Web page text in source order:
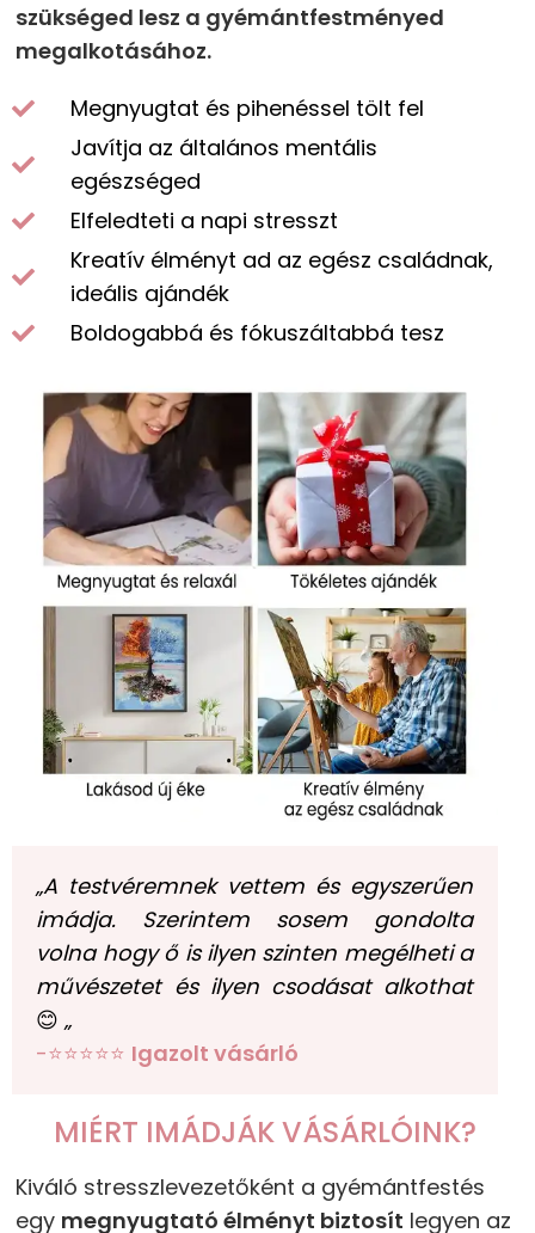
szükséged lesz a gyémántfestményed
megalkotásához.
Megnyugtat és pihenéssel tölt fel
Javítja az általános mentális
egészséged
Elfeledteti a napi stresszt
Kreatív élményt ad az egész családnak,
ideális ajándék
Boldogabbá és fókuszáltabbá tesz
„A testvéremnek vettem és egyszerűen
imádja. Szerintem sosem gondolta
volna hogy ő is ilyen szinten megélheti a
művészetet és ilyen csodásat alkothat
😊 „
-⭐⭐⭐⭐⭐ Igazolt vásárló
MIÉRT IMÁDJÁK VÁSÁRLÓINK?
Kiváló stresszlevezetőként a gyémántfestés
egy megnyugtató élményt biztosít legyen az